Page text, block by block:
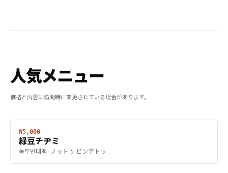
人気メニュー
価格と内容は訪問時に変更されている場合があります。
₩5,000
緑豆チヂミ
녹두빈대떡 · ノットゥ ピンデトッ